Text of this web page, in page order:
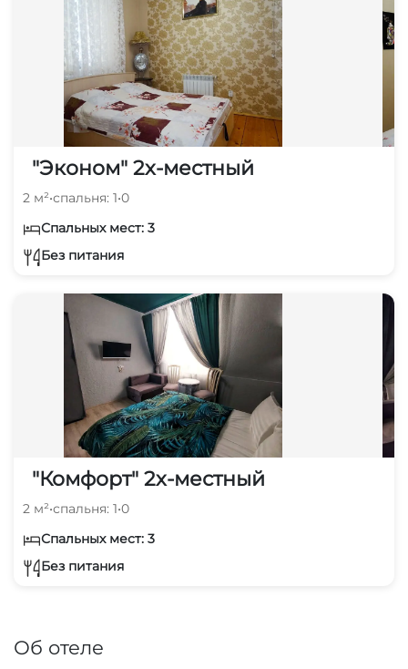
"Эконом" 2х-местный
2 м²•спальня: 1•0
Спальных мест: 3
Без питания
"Комфорт" 2х-местный
2 м²•спальня: 1•0
Спальных мест: 3
Без питания
Об отеле